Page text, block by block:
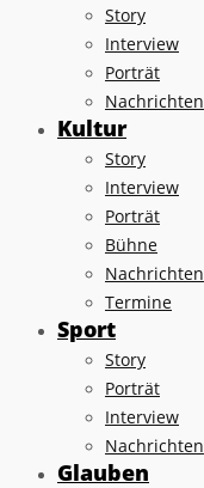
Story
Interview
Porträt
Nachrichten
Kultur
Story
Interview
Porträt
Bühne
Nachrichten
Termine
Sport
Story
Porträt
Interview
Nachrichten
Glauben